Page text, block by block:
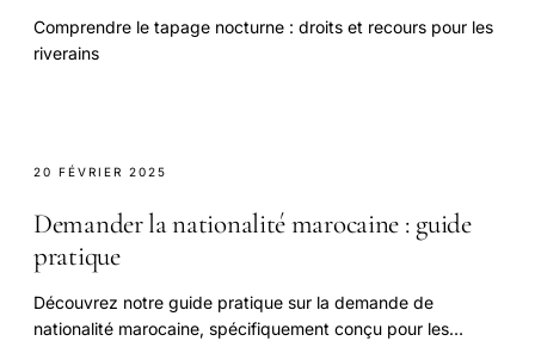
Comprendre le tapage nocturne : droits et recours pour les
riverains
20 FÉVRIER 2025
Demander la nationalité marocaine : guide
pratique
Découvrez notre guide pratique sur la demande de
nationalité marocaine, spécifiquement conçu pour les